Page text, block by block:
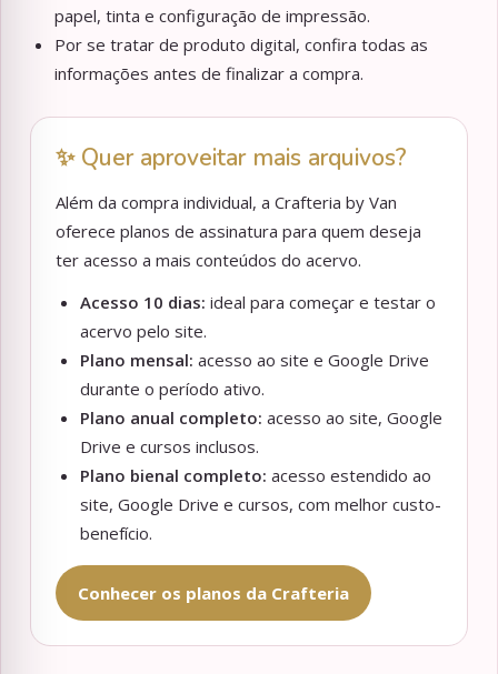
papel, tinta e configuração de impressão.
Por se tratar de produto digital, confira todas as
informações antes de finalizar a compra.
✨ Quer aproveitar mais arquivos?
Além da compra individual, a Crafteria by Van
oferece planos de assinatura para quem deseja
ter acesso a mais conteúdos do acervo.
Acesso 10 dias: ideal para começar e testar o
acervo pelo site.
Plano mensal: acesso ao site e Google Drive
durante o período ativo.
Plano anual completo: acesso ao site, Google
Drive e cursos inclusos.
Plano bienal completo: acesso estendido ao
site, Google Drive e cursos, com melhor custo-
benefício.
Conhecer os planos da Crafteria